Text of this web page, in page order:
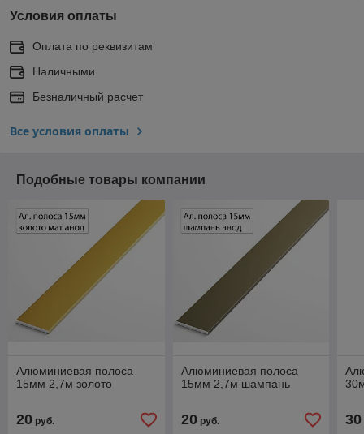
Условия оплаты
Оплата по реквизитам
Наличными
Безналичный расчет
Все условия оплаты
Подобные товары компании
Алюминиевая полоса
15мм 2,7м золото
20 руб.
Алюминиевая полоса
15мм 2,7м шампань
20руб. 30